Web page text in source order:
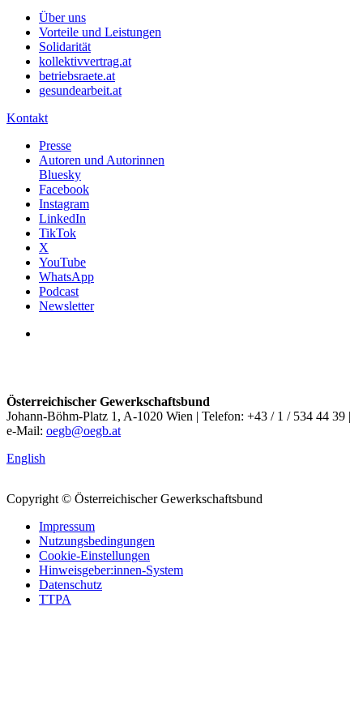
Über uns
Vorteile und Leistungen
Solidarität
kollektivvertrag.at
betriebsraete.at
gesundearbeit.at
Kontakt
Presse
Autoren und Autorinnen
Bluesky
Facebook
Instagram
LinkedIn
TikTok
X
YouTube
WhatsApp
Podcast
Newsletter
Österreichischer Gewerkschaftsbund
Johann-Böhm-Platz 1, A-1020 Wien | Telefon: +43 / 1 / 534 44 39 |
e-Mail: oegb@oegb.at
English
Copyright © Österreichischer Gewerkschaftsbund
Impressum
Nutzungsbedingungen
Cookie-Einstellungen
Hinweisgeber:innen-System
Datenschutz
TTPA